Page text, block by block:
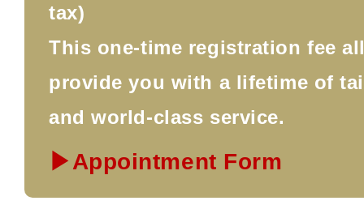
tax)
This one-time registration fee
provide you with a lifetime of
and world-class service.
▶Appointment Form